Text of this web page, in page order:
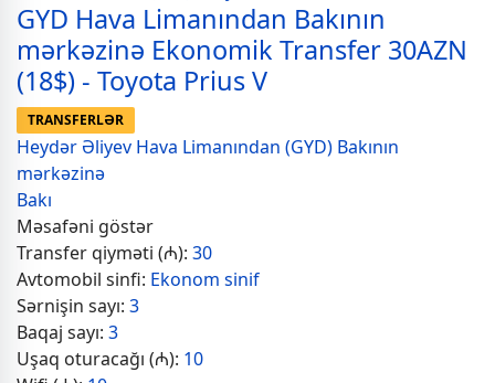
GYD Hava Limanından Bakının
mərkəzinə Ekonomik Transfer 30AZN
(18$) - Toyota Prius V
TRANSFERLƏR
Heydər Əliyev Hava Limanından (GYD) Bakının
mərkəzinə
Bakı
Məsafəni göstər
Transfer qiyməti (₼): 30
Avtomobil sinfi: Ekonom sinif
Sərnişin sayı: 3
Baqaj sayı: 3
Uşaq oturacağı (₼): 10